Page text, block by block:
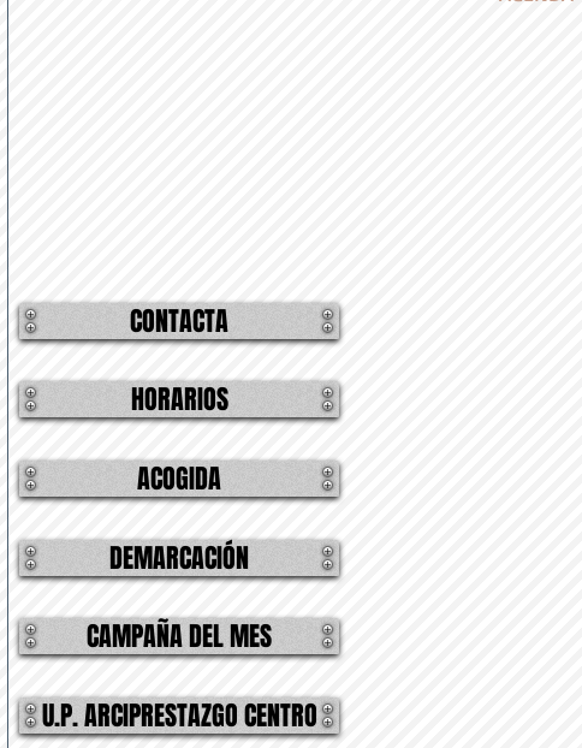
ACOGIDA
CAMPAÑA DEL MES
U.P. ARCIPRESTAZGO CENTRO
CONTACTA
HORARIOS
DEMARCACIÓN